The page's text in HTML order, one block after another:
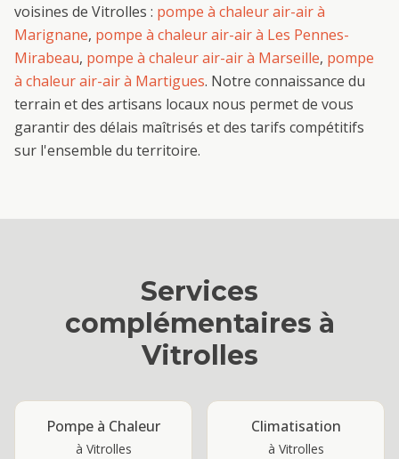
voisines de Vitrolles : pompe à chaleur air-airà
Marignane, pompe à chaleur air-airà Les Pennes-
Mirabeau, pompe à chaleur air-airà Marseille, pompe
à chaleur air-airà Martigues. Notre connaissance du
terrain et des artisans locaux nous permet de vous
garantir des délais maîtrisés et des tarifs compétitifs
sur l'ensemble du territoire.
Services
complémentaires à
Vitrolles
Pompe à Chaleur
à Vitrolles
Climatisation
à Vitrolles